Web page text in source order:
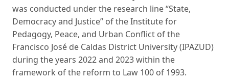
was conducted under the research line “State,
Democracy and Justice” of the Institute for
Pedagogy, Peace, and Urban Conflict of the
Francisco José de Caldas District University (IPAZUD)
during the years 2022 and 2023 within the
framework of the reform to Law 100 of 1993.